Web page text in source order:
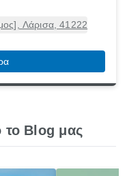
Λάρισα, 41222
το Blog μας